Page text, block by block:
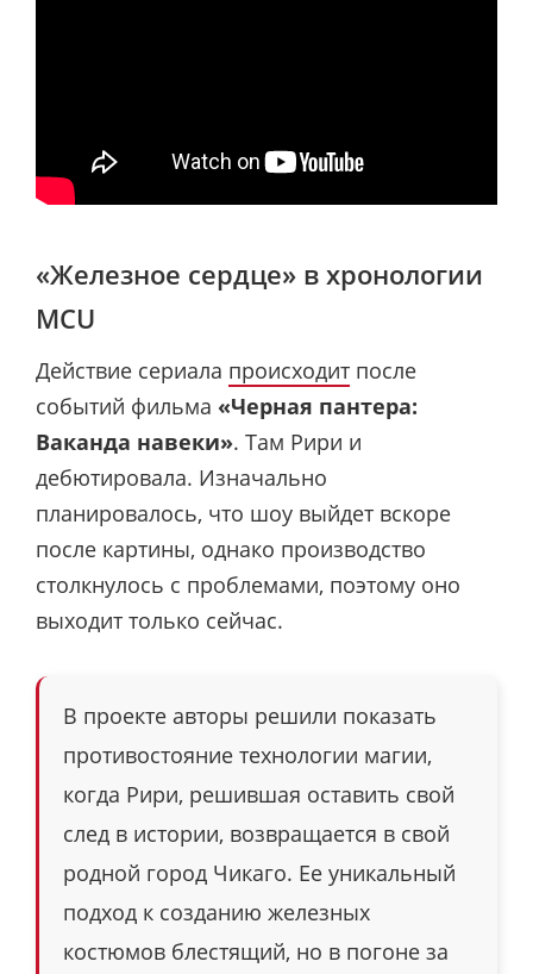
«Железное сердце» в хронологии
MCU
Действие сериала происходит после
событий фильма «Черная пантера:
Ваканда навеки». Там Рири и
дебютировала. Изначально
планировалось, что шоу выйдет вскоре
после картины, однако производство
столкнулось с проблемами, поэтому оно
выходит только сейчас.
В проекте авторы решили показать
противостояние технологии магии,
когда Рири, решившая оставить свой
след в истории, возвращается в свой
родной город Чикаго. Ее уникальный
подход к созданию железных
костюмов блестящий, но в погоне за